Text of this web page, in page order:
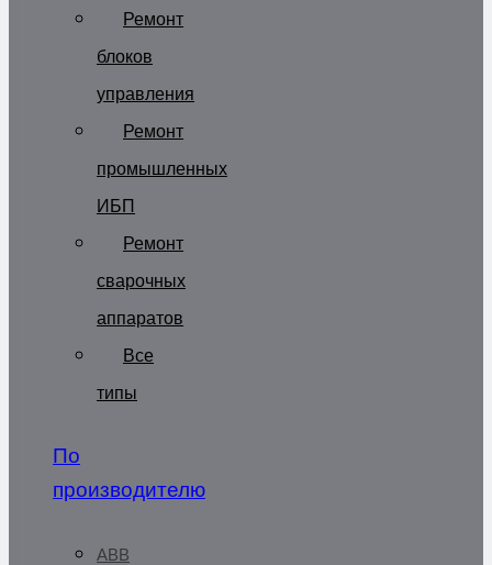
Ремонт
блоков
управления
Ремонт
промышленных
ИБП
Ремонт
сварочных
аппаратов
Все
типы
По
производителю
ABB